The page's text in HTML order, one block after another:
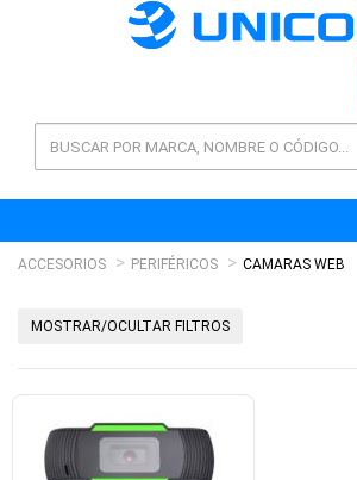
ACCESORIOS PERIFÉRICOS CAMARAS WEB
MOSTRAR/OCULTAR FILTROS